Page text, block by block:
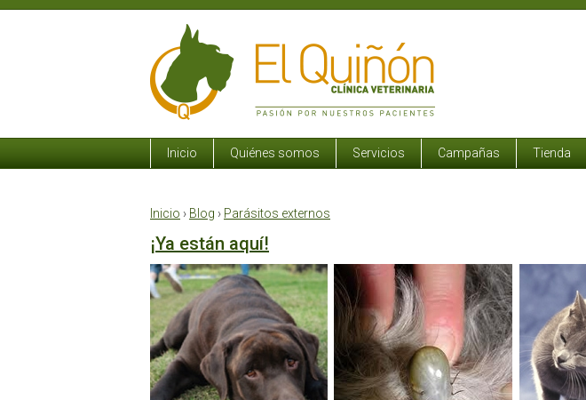
Inicio Quiénes somos Servicios Campañas Tienda
Inicio › Blog › Parásitos externos
¡Ya están aquí!